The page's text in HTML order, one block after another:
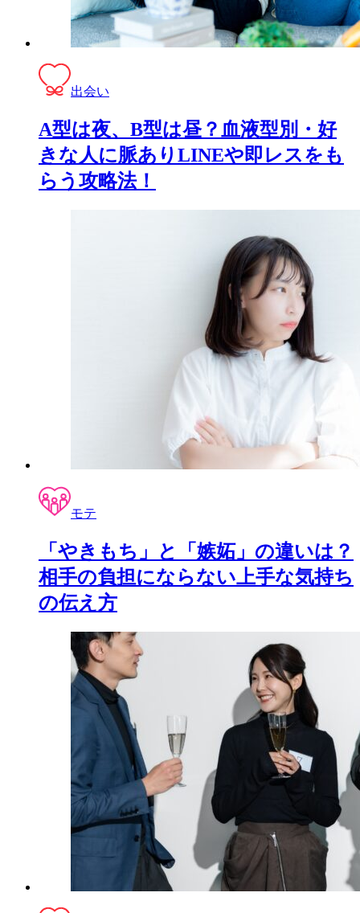
出会い
A型は夜、B型は昼？血液型別・好
きな人に脈ありLINEや即レスをも
らう攻略法！
モテ
「やきもち」と「嫉妬」の違いは？
相手の負担にならない上手な気持ち
の伝え方